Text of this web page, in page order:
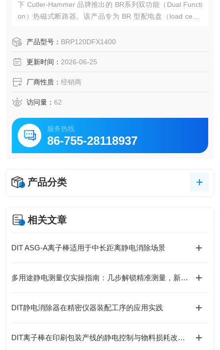
下 Cutler-Hammer 品牌推出的 BR系列双功能（Dual Functi
on）热磁式断路器。该产品专为 BR 型配电盘（load cente
成了 组合型电弧故障保护（AFCI） 与 接地故障保护（GFC
产品型号： BRP120DFX1400
更新时间： 2026-06-25
厂商性质： 经销商
访问量： 62
服务热线
86-755-28118937
产品分类
相关文章
DIT ASG-A离子棒适用于中长距离静电消除场景
多用途静电测量仪实操指南：几步解锁精准测量，新手也能轻松上手
DIT静电消除器在精密仪器装配工序的应用实践
DIT离子棒在印刷包装产线的静电控制与物料损耗改善实践